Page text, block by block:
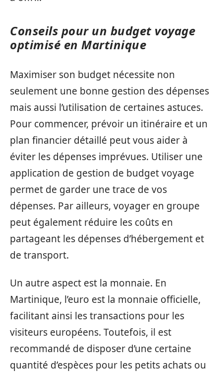
Conseils pour un budget voyage
optimisé en Martinique
Maximiser son budget nécessite non
seulement une bonne gestion des dépenses
mais aussi l’utilisation de certaines astuces.
Pour commencer, prévoir un itinéraire et un
plan financier détaillé peut vous aider à
éviter les dépenses imprévues. Utiliser une
application de gestion de budget voyage
permet de garder une trace de vos
dépenses. Par ailleurs, voyager en groupe
peut également réduire les coûts en
partageant les dépenses d’hébergement et
de transport.
Un autre aspect est la monnaie. En
Martinique, l’euro est la monnaie officielle,
facilitant ainsi les transactions pour les
visiteurs européens. Toutefois, il est
recommandé de disposer d’une certaine
quantité d’espèces pour les petits achats ou